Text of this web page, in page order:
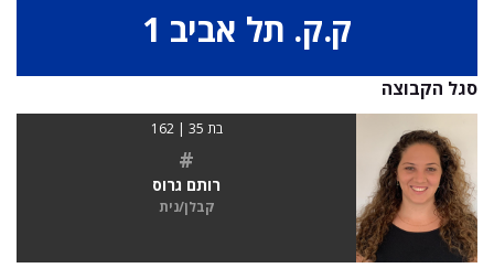
ק.ק. תל אביב 1
סגל הקבוצה
בת 35 | 162
#
רותם גרוס
קבלן/נית